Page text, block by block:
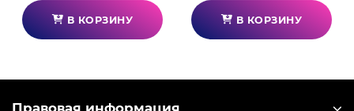
В КОРЗИНУ В КОРЗИНУ